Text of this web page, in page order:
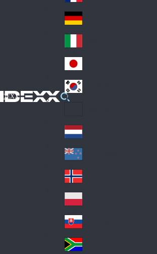
IDEXX
d
Fra
nc
e
Ge
an
y
Ital
y
Jap
an
Ko
Lat
in
A
me
ric
a
Ne
the
rla
nd
s
Ne
w
Ze
ala
nd
No
rw
ay
Pol
an
d
Slo
va